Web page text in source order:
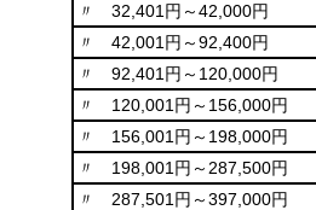
〃 32,401円～42,000円
〃 42,001円～92,400円
〃 92,401円～120,000円
〃 120,001円～156,000円
〃 156,001円～198,000円
〃 198,001円～287,500円
〃 287,501円～397,000円